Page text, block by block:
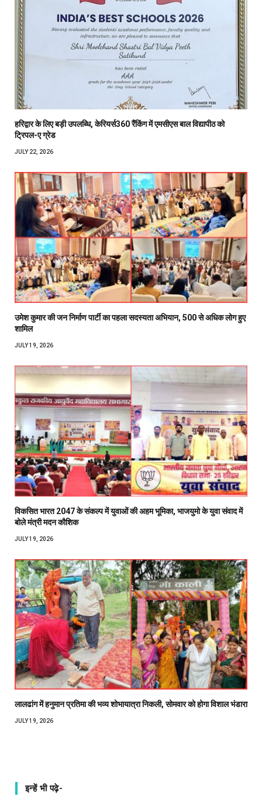
हरिद्वार के लिए बड़ी उपलब्धि, केरियर्स360 रैंकिंग में एमसीएस बाल विद्यापीठ को
ट्रिपल-ए ग्रेड
JULY 22, 2026
उमेश कुमार की जन निर्माण पार्टी का पहला सदस्यता अभियान, 500 से अधिक लोग हुए
शामिल
JULY 19, 2026
विकसित भारत 2047 के संकल्प में युवाओं की अहम भूमिका, भाजयुमो के युवा संवाद में
बोले मंत्री मदन कौशिक
JULY 19, 2026
लालढांग में हनुमान प्रतिमा की भव्य शोभायात्रा निकली, सोमवार को होगा विशाल भंडारा
JULY 19, 2026
इन्हें भी पढ़े-